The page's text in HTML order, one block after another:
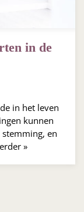
in de
in het leven
kunnen
en
»